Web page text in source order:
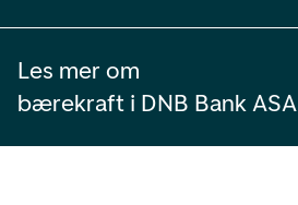
Les mer om
bærekraft i DNB Bank ASA